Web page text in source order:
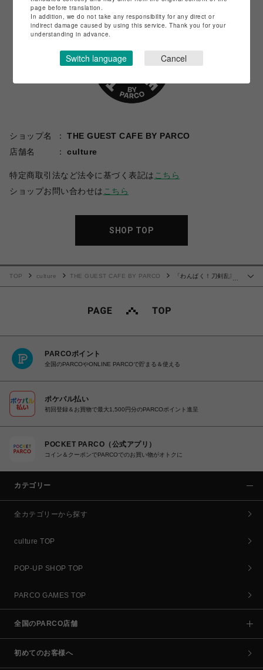
ショップ名
THE GUEST CAFE BY PARCO
店舗名
culture
特定商取引法など法令に基づく表記は こちら
ショップお問い合わせは こちら
SHOP TOP
TOP culture THE GUEST CAFE BY PARCO
「わんぱく！刀剣乱舞
PARCOポイント
全国のPARCOやONLINE PARCOで貯まる＆使える
ポケパル払い
初回登録＆お買物で最大1,500円分のPARCOポイント進呈
POCKET PARCO（公式アプリ）
コイン＆クーポンでPARCOでのお買い物がオトクに
カテゴリー
全カテゴリーから探す
culture TOP
POP-UP SHOP TOP
PARCO GAMES TOP
全国のPARCO店舗
初めてのお客様へ
page before translation.
In addition, we do not take any responsibility for any direct or
indirect damage caused by using this service. Thank you for your
understanding in advance.
Switch language Cancel